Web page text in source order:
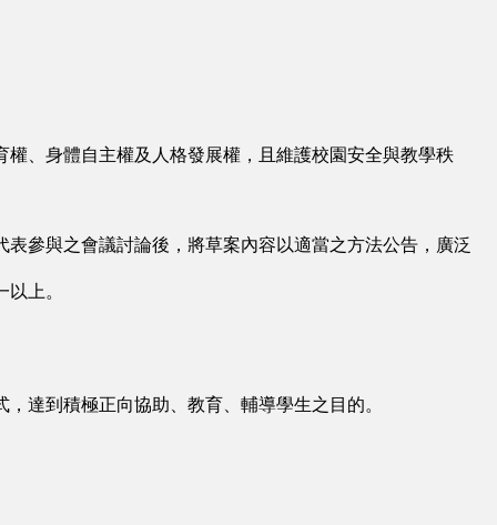
權、身體自主權及人格發展權，且維護校園安全與教學秩
參與之會議討論後，將草案內容以適當之方法公告，廣泛
上。
達到積極正向協助、教育、輔導學生之目的。